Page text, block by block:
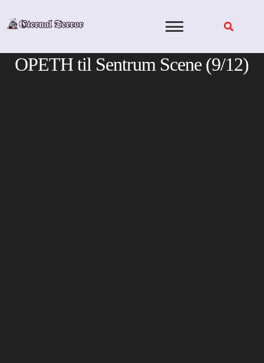
OPETH til Sentrum Scene (9/12)